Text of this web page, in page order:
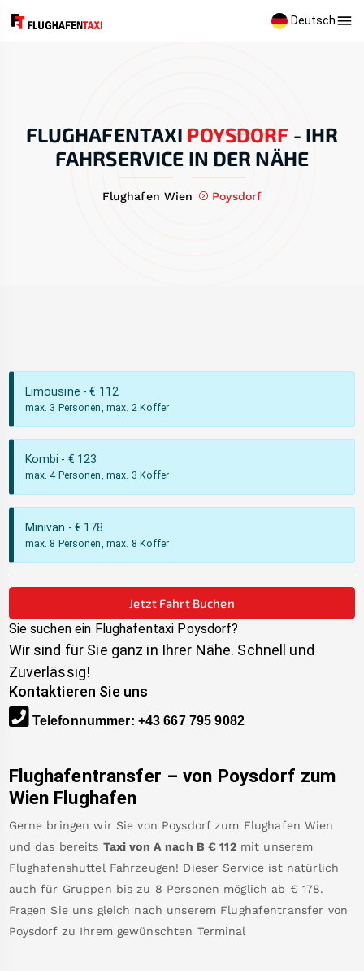
Deutsch
FLUGHAFENTAXI POYSDORF - IHR
FAHRSERVICE IN DER NÄHE
Flughafen Wien Poysdorf
Limousine - € 112
max. 3 Personen, max. 2 Koffer
Kombi - € 123
max. 4 Personen, max. 3 Koffer
Minivan - € 178
max. 8 Personen, max. 8 Koffer
Jetzt Fahrt Buchen
Sie suchen ein Flughafentaxi Poysdorf?
Wir sind für Sie ganz in Ihrer Nähe. Schnell und
Zuverlässig!
Kontaktieren Sie uns
Telefonnummer: +43 667 795 9082
Flughafentransfer – von Poysdorf zum
Wien Flughafen
Gerne bringen wir Sie von Poysdorf zum Flughafen Wien
und das bereits Taxi von A nach B €112 mit unserem
Flughafenshuttel Fahrzeugen! Dieser Service ist natürlich
auch für Gruppen bis zu 8 Personen möglich ab € 178.
Fragen Sie uns gleich nach unserem Flughafentransfer von
Poysdorf zu Ihrem gewünschten Terminal